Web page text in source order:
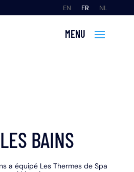
NL
FR
EN
BAINS
a équipé Les Thermes de Spa